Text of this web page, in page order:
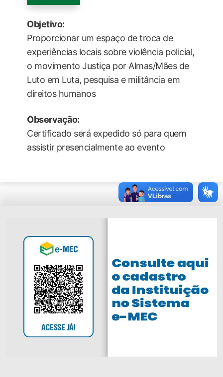
Objetivo:
Proporcionar um espaço de troca de
experiências locais sobre violência policial,
o movimento Justiça por Almas/Mães de
Luto em Luta, pesquisa e militância em
direitos humanos
Observação:
Certificado será expedido só para quem
assistir presencialmente ao evento